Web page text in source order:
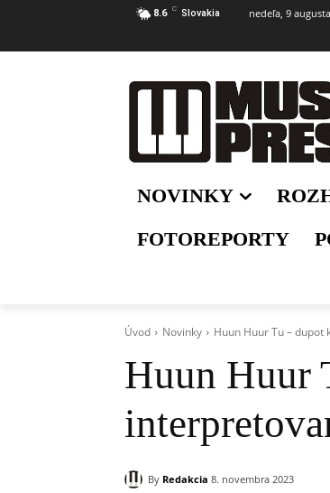
8.6 C Slovakia nedeľa, 9
NOVINKY
FOTOREPORTY
Úvod Novinky Huun Huur Tu –
Huun Huur
By Redakcia 8. novembra 2023